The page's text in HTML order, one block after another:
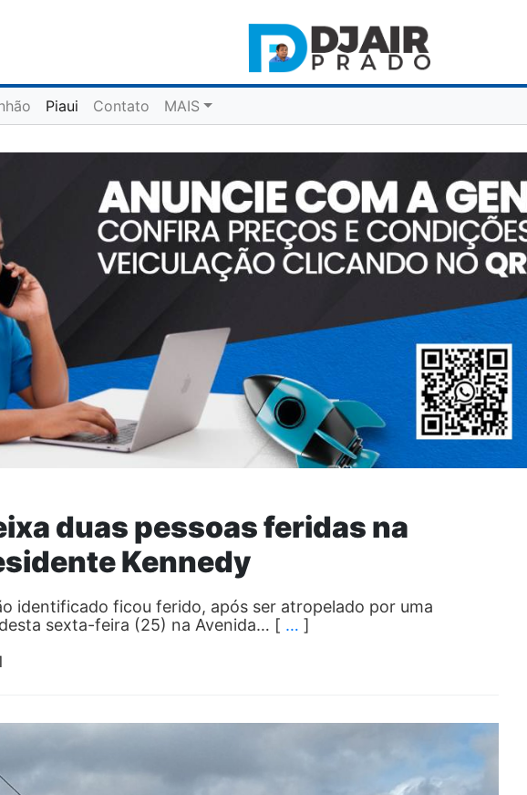
Piaui Contato MAIS
duas pessoas feridas na
Kennedy
identificado ficou ferido, após ser atropelado por uma
sexta-feira (25) na Avenida… [ … ]